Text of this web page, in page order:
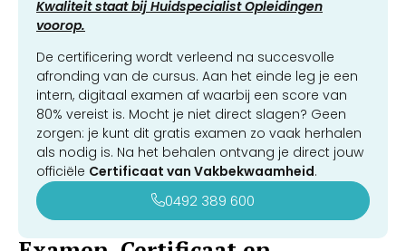
Kwaliteit staat bij Huidspecialist Opleidingen
voorop.
De certificering wordt verleend na succesvolle
afronding van de cursus. Aan het einde leg je een
intern, digitaal examen af waarbij een score van
80% vereist is. Mocht je niet direct slagen? Geen
zorgen: je kunt dit gratis examen zo vaak herhalen
als nodig is. Na het behalen ontvang je direct jouw
officiële Certificaat van Vakbekwaamheid.
0492 389 600